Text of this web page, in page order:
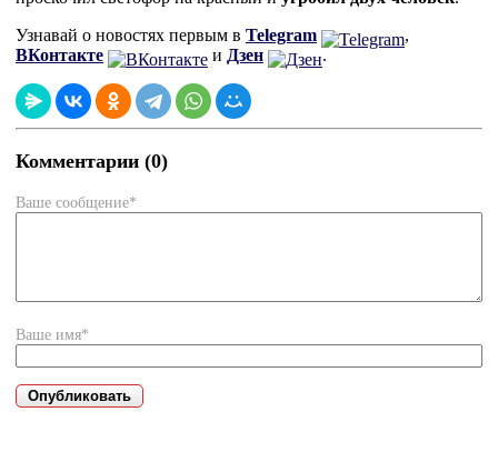
Узнавай о новостях первым в Telegram
,
ВКонтакте
и Дзен .
Комментарии (0)
Ваше сообщение*
Ваше имя*